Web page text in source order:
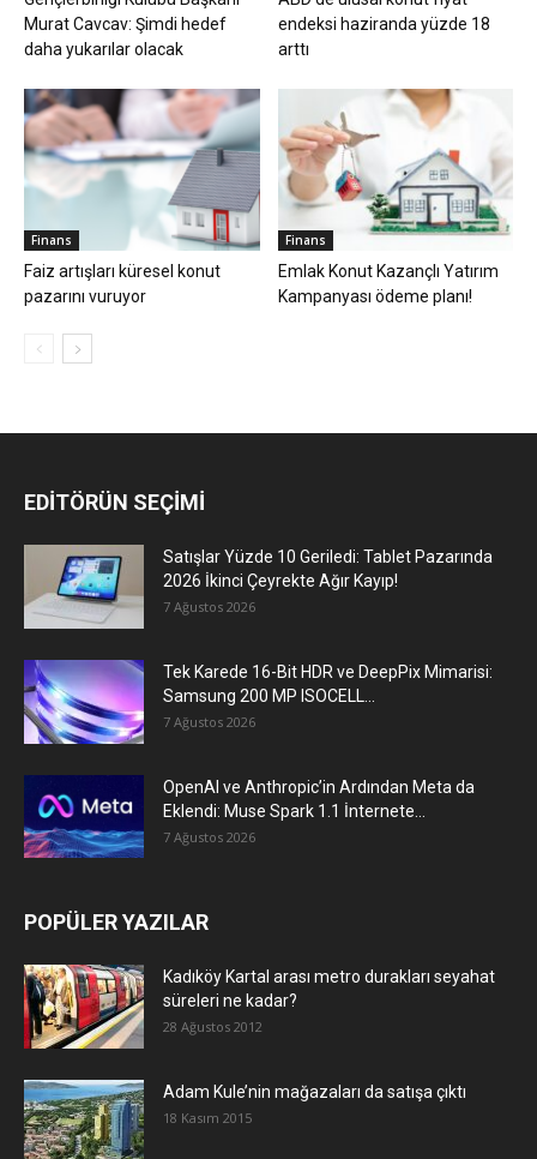
Murat Cavcav: Şimdi hedef
daha yukarılar olacak
endeksi haziranda yüzde 18
arttı
Finans
Faiz artışları küresel konut
pazarını vuruyor
Finans
Emlak Konut Kazançlı Yatırım
Kampanyası ödeme planı!
EDİTÖRÜN SEÇİMİ
Satışlar Yüzde 10 Geriledi: Tablet Pazarında
2026 İkinci Çeyrekte Ağır Kayıp!
7 Ağustos 2026
Tek Karede 16-Bit HDR ve DeepPix Mimarisi:
Samsung 200 MP ISOCELL...
7 Ağustos 2026
OpenAI ve Anthropic’in Ardından Meta da
Eklendi: Muse Spark 1.1 İnternete...
7 Ağustos 2026
POPÜLER YAZILAR
Kadıköy Kartal arası metro durakları seyahat
süreleri ne kadar?
28 Ağustos 2012
Adam Kule’nin mağazaları da satışa çıktı
18 Kasım 2015